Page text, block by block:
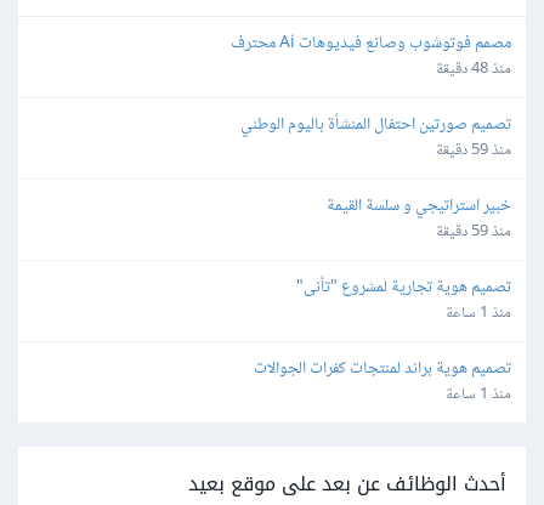
مصمم فوتوشوب وصانع فيديوهات Ai محترف
منذ 48 دقيقة
تصميم صورتين احتفال المنشأة باليوم الوطني
منذ 59 دقيقة
خبير استراتيجي و سلسة القيمة
منذ 59 دقيقة
تصميم هوية تجارية لمشروع "تأنى"
منذ 1 ساعة
تصميم هوية براند لمنتجات كفرات الجوالات
منذ 1 ساعة
أحدث الوظائف عن بعد على موقع بعيد